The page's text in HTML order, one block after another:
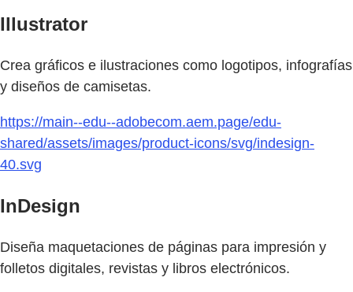
Illustrator
Crea gráficos e ilustraciones como logotipos, infografías
y diseños de camisetas.
https://main--edu--adobecom.aem.page/edu-
shared/assets/images/product-icons/svg/indesign-
40.svg
InDesign
Diseña maquetaciones de páginas para impresión y
folletos digitales, revistas y libros electrónicos.